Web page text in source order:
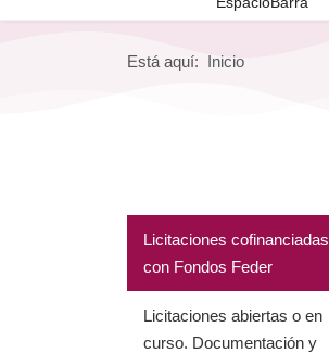
Está aquí: Inicio
Licitaciones cofinanciadas
con Fondos Feder
Licitaciones abiertas o en
curso. Documentación y